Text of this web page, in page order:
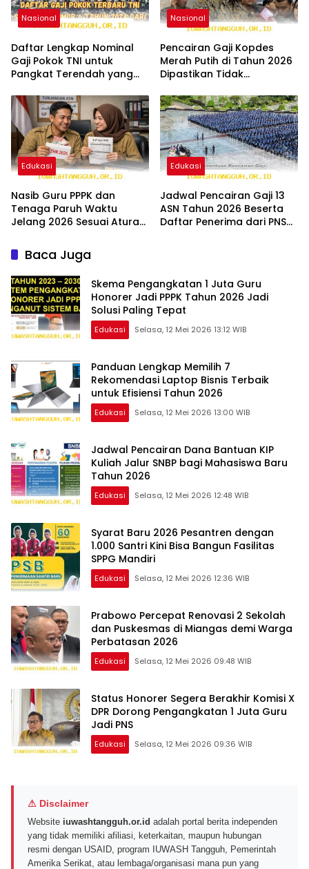
Nasional
Daftar Lengkap Nominal
Gaji Pokok TNI untuk
Pangkat Terendah yang
Nasional
Pencairan Gaji Kopdes
Merah Putih di Tahun 2026
Dipastikan Tidak
Edukasi
Nasib Guru PPPK dan
Tenaga Paruh Waktu
Jelang 2026 Sesuai Aturan
Edukasi
Jadwal Pencairan Gaji 13
ASN Tahun 2026 Beserta
Daftar Penerima dari PNS
Baca Juga
Skema Pengangkatan 1 Juta Guru
Honorer Jadi PPPK Tahun 2026 Jadi
Solusi Paling Tepat
Edukasi Selasa, 12 Mei 2026 13:12 WIB
Panduan Lengkap Memilih 7
Rekomendasi Laptop Bisnis Terbaik
untuk Efisiensi Tahun 2026
Edukasi Selasa, 12 Mei 2026 13:00 WIB
Jadwal Pencairan Dana Bantuan KIP
Kuliah Jalur SNBP bagi Mahasiswa Baru
Tahun 2026
Edukasi Selasa, 12 Mei 2026 12:48 WIB
Syarat Baru 2026 Pesantren dengan
1.000 Santri Kini Bisa Bangun Fasilitas
SPPG Mandiri
Edukasi Selasa, 12 Mei 2026 12:36 WIB
Prabowo Percepat Renovasi 2 Sekolah
dan Puskesmas di Miangas demi Warga
Perbatasan 2026
Edukasi Selasa, 12 Mei 2026 09:48 WIB
Status Honorer Segera Berakhir Komisi X
DPR Dorong Pengangkatan 1 Juta Guru
Jadi PNS
Edukasi Selasa, 12 Mei 2026 09:36 WIB
⚠ Disclaimer
Website iuwashtangguh.or.id adalah portal berita independen
yang tidak memiliki afiliasi, keterkaitan, maupun hubungan
resmi dengan USAID, program IUWASH Tangguh, Pemerintah
Amerika Serikat, atau lembaga/organisasi mana pun yang